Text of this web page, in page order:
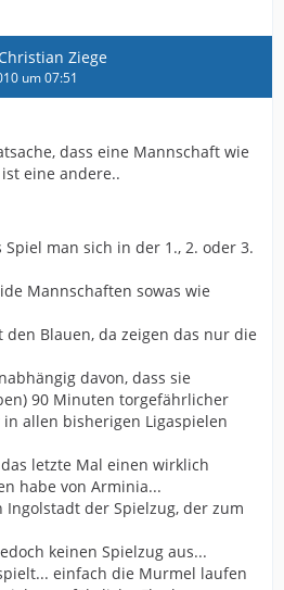
Ziege
um 07:51
dass eine Mannschaft wie
eine andere..
Spiel man sich in der 1., 2. oder 3.
Mannschaften sowas wie
Blauen, da zeigen das nur die
davon, dass sie
90 Minuten torgefährlicher
allen bisherigen Ligaspielen
letzte Mal einen wirklich
habe von Arminia...
Ingolstadt der Spielzug, der zum
keinen Spielzug aus...
einfach die Murmel laufen